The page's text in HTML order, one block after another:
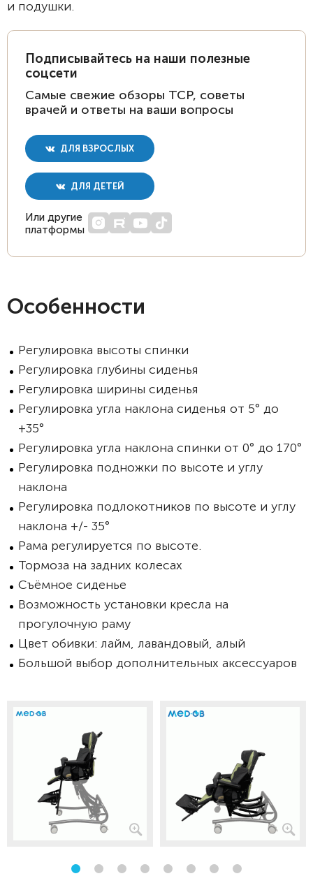
и подушки.
Подписывайтесь на наши полезные
соцсети
Самые свежие обзоры ТСР, советы
врачей и ответы на ваши вопросы
ДЛЯ ВЗРОСЛЫХ
ДЛЯ ДЕТЕЙ
Или другие
платформы
Особенности
Регулировка высоты спинки
Регулировка глубины сиденья
Регулировка ширины сиденья
Регулировка угла наклона сиденья от 5° до
+35°
Регулировка угла наклона спинки от 0° до 170°
Регулировка подножки по высоте и углу
наклона
Регулировка подлокотников по высоте и углу
наклона +/- 35°
Рама регулируется по высоте.
Тормоза на задних колесах
Съёмное сиденье
Возможность установки кресла на
прогулочную раму
Цвет обивки: лайм, лавандовый, алый
Большой выбор дополнительных аксессуаров